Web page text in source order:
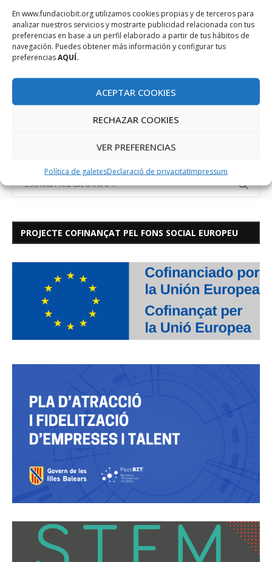
En www.fundaciobit.org utilizamos cookies propias y de terceros para
analizar nuestros servicios y mostrarte publicidad relacionada con tus
preferencias en base a un perfil elaborado a partir de tus hábitos de
navegación. Puedes obtener más información y configurar tus
preferenciasAQUÍ.
ACEPTAR COOKIES
RECHAZAR COOKIES
VER PREFERENCIAS
Política de galetesDeclaració de privacitatImpressum
mapeos entre tablas de códigos cuando hacen una integración
la una con la otra, detectando gran parte de las equivalencias.
PROJECTE COFINANÇAT PEL FONS SOCIAL EUROPEU